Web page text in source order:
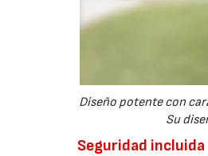
Diseño potente con
Su
Seguridad incluida